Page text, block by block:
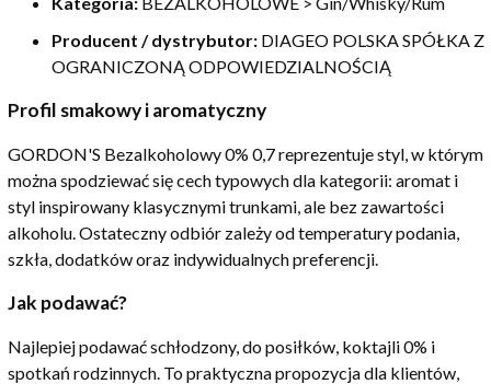
Producent / dystrybutor:DIAGEO POLSKA SPÓŁKA Z
OGRANICZONĄ ODPOWIEDZIALNOŚCIĄ
Profil smakowy i aromatyczny
GORDON'S Bezalkoholowy 0% 0,7 reprezentuje styl, w którym
można spodziewać się cech typowych dla kategorii: aromat i
styl inspirowany klasycznymi trunkami, ale bez zawartości
alkoholu. Ostateczny odbiór zależy od temperatury podania,
szkła, dodatków oraz indywidualnych preferencji.
Jak podawać?
Najlepiej podawać schłodzony, do posiłków, koktajli 0% i
spotkań rodzinnych. To praktyczna propozycja dla klientów,